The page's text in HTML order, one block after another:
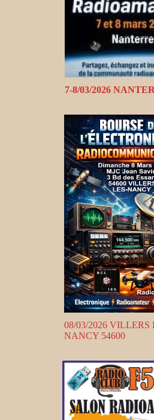
7-8/03/2026
08/03/2026 VILLERS
NANCY 54600